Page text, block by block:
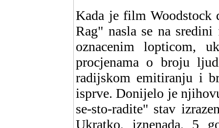
Kada je film Woodstock
Rag" nasla se na
oznacenim lopticom,
procjenama o broju
radijskom emitiranju i
isprve. Donijelo je
se-sto-radite" stav
Ukratko, iznenada, 5